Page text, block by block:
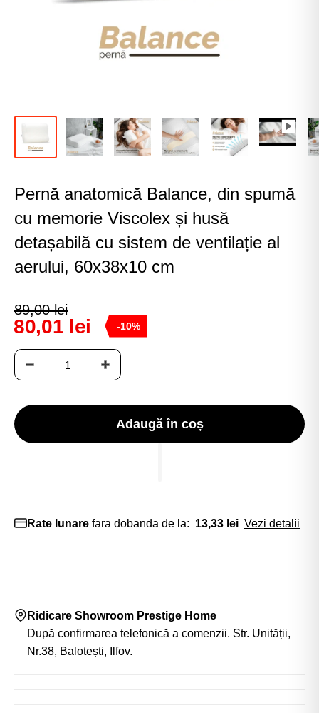
Pernă anatomică Balance, din spumă
cu memorie Viscolex și husă
detașabilă cu sistem de ventilație al
aerului, 60x38x10 cm
89,00 lei
80,01 lei -10%
Adaugă în coș
Rate lunare fara dobanda de la: 13,33 lei Vezi detalii
Ridicare Showroom Prestige Home
După confirmarea telefonică a comenzii. Str. Unității,
Nr.38, Balotești, Ilfov.